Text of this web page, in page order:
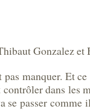
Gonzalez
manquer. Et
dans les
passer comme